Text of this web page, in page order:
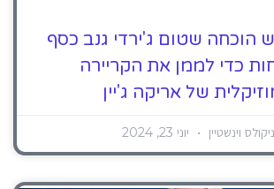
הוכחה שטום ג'ירדי גנב כסף
כדי לממן את הקריירה
של אריקה ג'יין
ניקולס וינשטיין יוני 23, 2024